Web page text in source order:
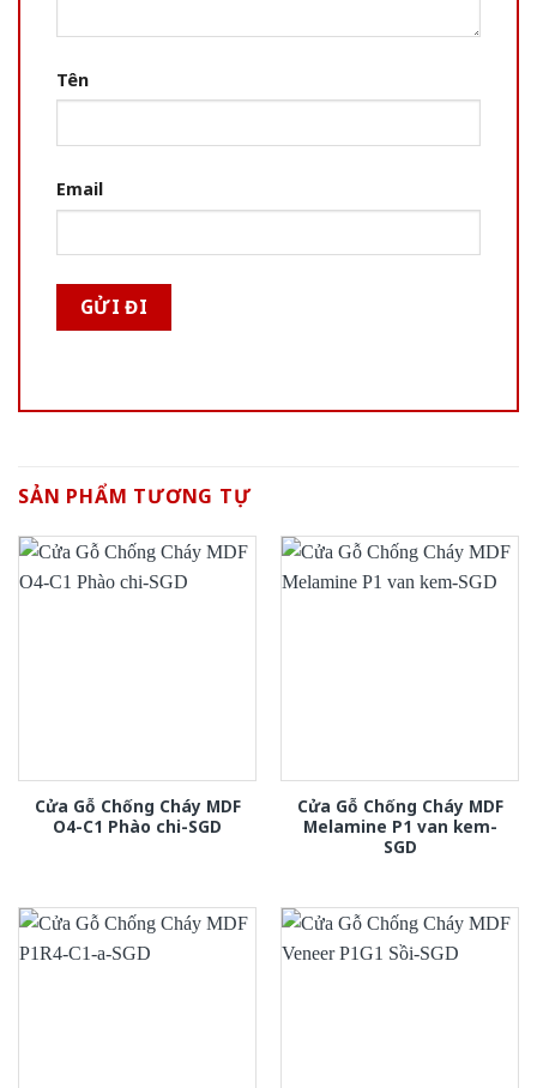
Tên
Email
SẢN PHẨM TƯƠNG TỰ
Cửa Gỗ Chống Cháy MDF
O4-C1 Phào chi-SGD
Cửa Gỗ Chống Cháy MDF
Melamine P1 van kem-
SGD